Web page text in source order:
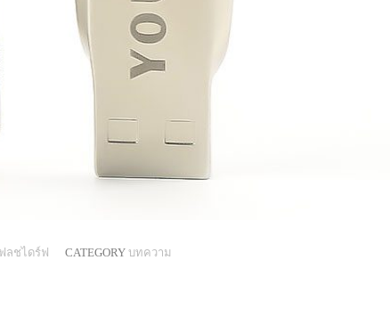
ลชไดร์ฟ CATEGORY บทความ